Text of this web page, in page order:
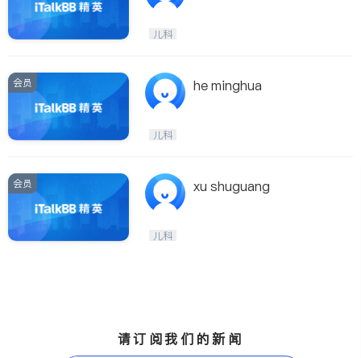
儿科
会员 he minghua
儿科
会员 xu shuguang
儿科
请订阅我们的新闻